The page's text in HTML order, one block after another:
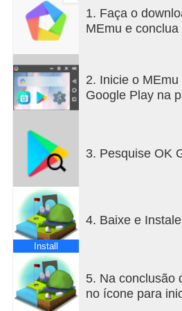
clássicos. É fácil de jogar,
para todas as idades e
SIMPLES
Basta apontar, arrastar e
Não há tacos: apenas o
Todos os campos são
criados à mão e inspirados
emblemáticos.
RELAXANTE
Desfruta de um momento zen
ronda de golfe imerso nos
natureza.
JOGA VEZES SEM CONTA
Desbloqueia novos campos
coloca-te à prova com modos
1. Faça o
MEmu e
2. Inicie o
Google Play na
3. Pesquise OK
Install
4. Baixe e
5. Na conclusão
no ícone para